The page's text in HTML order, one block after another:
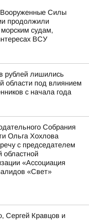
Силы
продолжили
судам,
ВСУ
рублей лишились
области под влиянием
с начала года
Собрания
Ольга Хохлова
с председателем
областной
«Ассоциация
«Свет»
Сергей Кравцов и